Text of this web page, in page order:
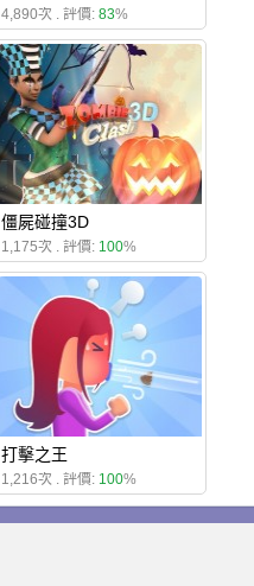
4,890次 . 評價: 83%
僵屍碰撞3D
1,175次 . 評價: 100%
打擊之王
1,216次 . 評價: 100%